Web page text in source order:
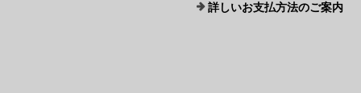
詳しいお支払方法のご案内